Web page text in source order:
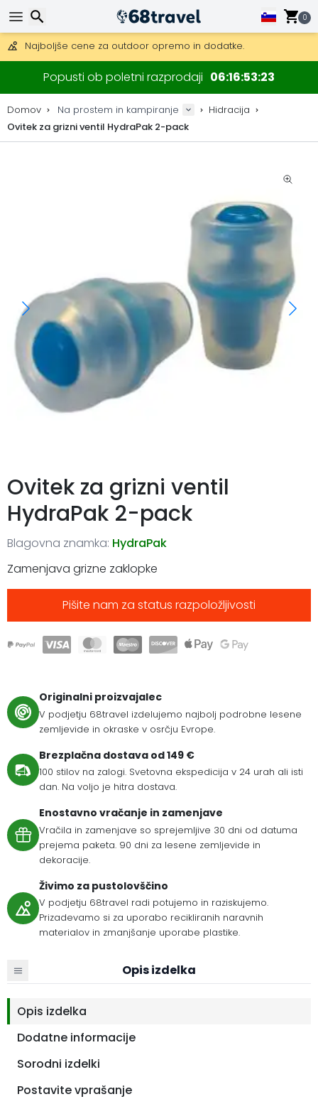
0
Na voljo je tudi DHL Express čez noč.
30 dni za vračilo, 90 dni za lesene zemljevide in dekoracije.
Najboljše cene za outdoor opremo in dodatke.
Popusti ob poletni razprodaji 06 16 53 22
Domov Na prostem in kampiranje
Hidracija
Ovitek za grizni ventil HydraPak 2-pack
Ovitek za grizni ventil
HydraPak 2-pack
Blagovna znamka: HydraPak
Zamenjava grizne zaklopke
Pišite nam za status razpoložljivosti
Originalni proizvajalec
V podjetju 68travel izdelujemo najbolj podrobne lesene
zemljevide in okraske v osrčju Evrope.
Brezplačna dostava od 149 €
100 stilov na zalogi. Svetovna ekspedicija v 24 urah ali isti
dan. Na voljo je hitra dostava.
Enostavno vračanje in zamenjave
Vračila in zamenjave so sprejemljive 30 dni od datuma
prejema paketa. 90 dni za lesene zemljevide in
dekoracije.
Živimo za pustolovščino
V podjetju 68travel radi potujemo in raziskujemo.
Prizadevamo si za uporabo recikliranih naravnih
materialov in zmanjšanje uporabe plastike.
Opis izdelka
Opis izdelka
Dodatne informacije
Sorodni izdelki
Postavite vprašanje
Iskanje